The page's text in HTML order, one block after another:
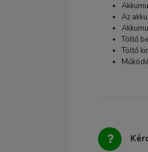
Az
Töltő
Töltő